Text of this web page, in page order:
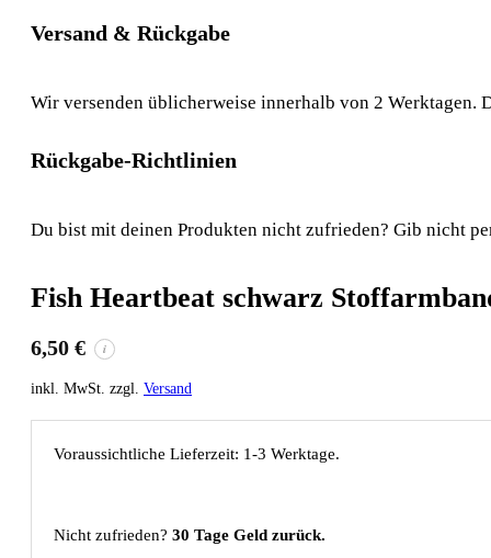
Versand & Rückgabe
Wir versenden üblicherweise innerhalb von 2 Werktagen.
Rückgabe-Richtlinien
Du bist mit deinen Produkten nicht zufrieden? Gib nicht
Fish Heartbeat schwarz
6,50 € i
inkl. MwSt. zzgl. Versand
Voraussichtliche Lieferzeit: 1-3 Werktage.
Nicht zufrieden? 30 Tage Geld zurück.